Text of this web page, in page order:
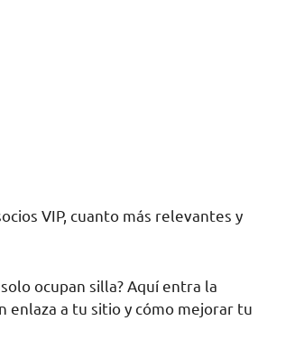
VIP, cuanto más relevantes y
ocupan silla? Aquí entra la
enlaza a tu sitio y cómo mejorar tu